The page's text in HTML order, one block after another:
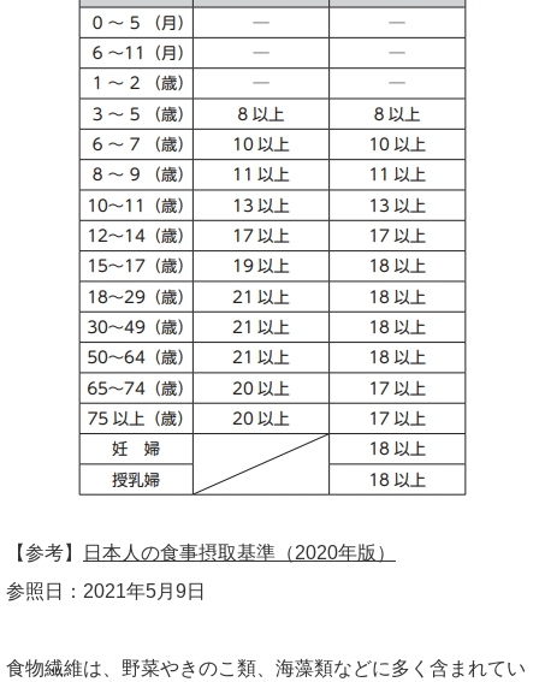
【参考】
日本人の食事摂取基準（2020年版）
参照日：2021年5月9日
食物繊維は、野菜やきのこ類、海藻類などに多く含まれてい